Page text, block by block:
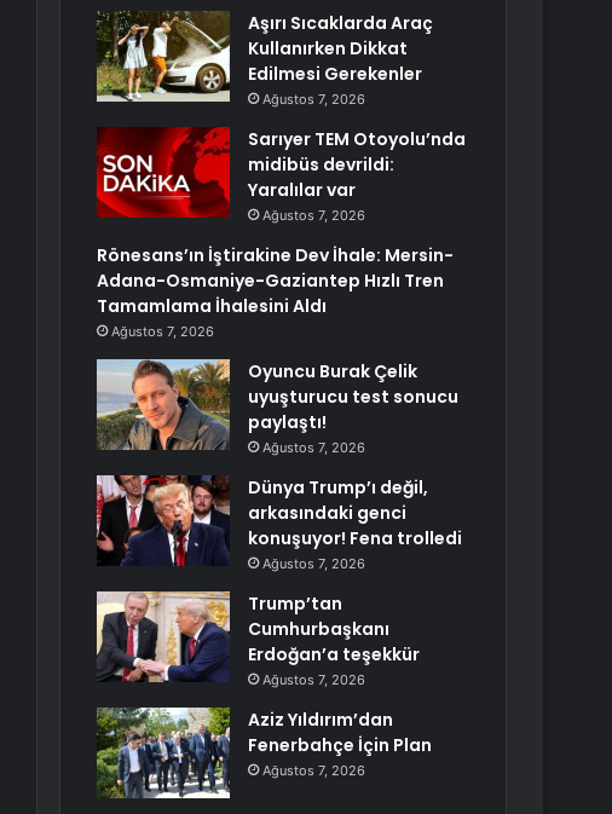
Aşırı Sıcaklarda Araç
Kullanırken Dikkat
Edilmesi Gerekenler
Ağustos 7, 2026
Sarıyer TEM Otoyolu’nda
midibüs devrildi:
Yaralılar var
Ağustos 7, 2026
Rönesans’ın İştirakine Dev İhale: Mersin-
Adana-Osmaniye-Gaziantep Hızlı Tren
Tamamlama İhalesini Aldı
Ağustos 7, 2026
Oyuncu Burak Çelik
uyuşturucu test sonucu
paylaştı!
Ağustos 7, 2026
Dünya Trump’ı değil,
arkasındaki genci
konuşuyor! Fena trolledi
Ağustos 7, 2026
Trump’tan
Cumhurbaşkanı
Erdoğan’a teşekkür
Ağustos 7, 2026
Aziz Yıldırım’dan
Fenerbahçe İçin Plan
Ağustos 7, 2026